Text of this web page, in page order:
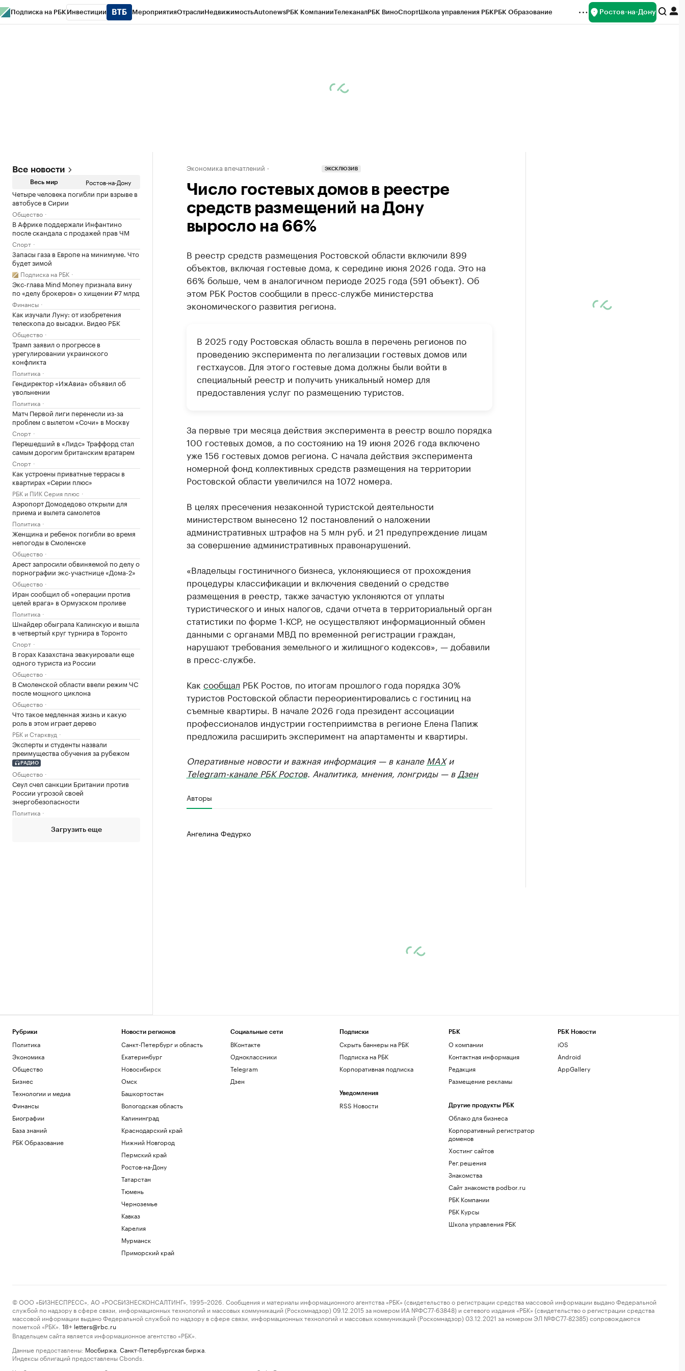
Подписка на РБК Инвестиции МероприятияОтраслиНедвижимостьAutonewsРБК КомпанииТелеканалРБК ВиноСпортШкола управления РБКРБК Образование Ростов-на-Дону
Все новости
Весь мир Ростов-на-Дону
Четыре человека погибли при взрыве в
автобусе в Сирии
Общество
В Африке поддержали Инфантино
после скандала с продажей прав ЧМ
Спорт
Запасы газа в Европе на минимуме. Что
будет зимой
Подписка на РБК
Экс-глава Mind Money признала вину
по «делу брокеров» о хищении ₽7 млрд
Финансы
Как изучали Луну: от изобретения
телескопа до высадки. Видео РБК
Общество
Трамп заявил о прогрессе в
урегулировании украинского
конфликта
Политика
Гендиректор «ИжАвиа» объявил об
увольнении
Политика
Матч Первой лиги перенесли из-за
проблем с вылетом «Сочи» в Москву
Спорт
Перешедший в «Лидс» Траффорд стал
самым дорогим британским вратарем
Спорт
Как устроены приватные террасы в
квартирах «Серии плюс»
РБК и ПИК Серия плюс
Аэропорт Домодедово открыли для
приема и вылета самолетов
Политика
Женщина и ребенок погибли во время
непогоды в Смоленске
Общество
Арест запросили обвиняемой по делу о
порнографии экс-участнице «Дома-2»
Общество
Иран сообщил об «операции против
целей врага» в Ормузском проливе
Политика
Шнайдер обыграла Калинскую и вышла
в четвертый круг турнира в Торонто
Спорт
В горах Казахстана эвакуировали еще
одного туриста из России
Общество
В Смоленской области ввели режим ЧС
после мощного циклона
Общество
Что такое медленная жизнь и какую
роль в этом играет дерево
РБК и Старквуд
Эксперты и студенты назвали
преимущества обучения за рубежом
РАДИО
Общество
Сеул счел санкции Британии против
России угрозой своей
энергобезопасности
Политика
Загрузить еще
Экономика впечатлений ЭКСКЛЮЗИВ
Число гостевых домов в реестре
средств размещений на Дону
выросло на 66%
В реестр средств размещения Ростовской области включили 899
объектов, включая гостевые дома, к середине июня 2026 года. Это на
66% больше, чем в аналогичном периоде 2025 года (591 объект). Об
этом РБК Ростов сообщили в пресс-службе министерства
экономического развития региона.
В 2025 году Ростовская область вошла в перечень регионов по
проведению эксперимента по легализации гостевых домов или
гестхаусов. Для этого гостевые дома должны были войти в
специальный реестр и получить уникальный номер для
предоставления услуг по размещению туристов.
За первые три месяца действия эксперимента в реестр вошло порядка
100 гостевых домов, а по состоянию на 19 июня 2026 года включено
уже 156 гостевых домов региона. С начала действия эксперимента
номерной фонд коллективных средств размещения на территории
Ростовской области увеличился на 1072 номера.
В целях пресечения незаконной туристской деятельности
министерством вынесено 12 постановлений о наложении
административных штрафов на 5 млн руб. и 21 предупреждение лицам
за совершение административных правонарушений.
«Владельцы гостиничного бизнеса, уклоняющиеся от прохождения
процедуры классификации и включения сведений о средстве
размещения в реестр, также зачастую уклоняются от уплаты
туристического и иных налогов, сдачи отчета в территориальный орган
статистики по форме 1-КСР, не осуществляют информационный обмен
данными с органами МВД по временной регистрации граждан,
нарушают требования земельного и жилищного кодексов», — добавили
в пресс-службе.
Как сообщал РБК Ростов, по итогам прошлого года порядка 30%
туристов Ростовской области переориентировались с гостиниц на
съемные квартиры. В начале 2026 года президент ассоциации
профессионалов индустрии гостеприимства в регионе Елена Папиж
предложила расширить эксперимент на апартаменты и квартиры.
Оперативные новости и важная информация — в канале MAXи
Telegram-канале РБК Ростов. Аналитика, мнения, лонгриды — в Дзен
Авторы
Ангелина Федурко
Рубрики
Политика
Экономика
Общество
Бизнес
Технологии и медиа
Финансы
Биографии
База знаний
РБК Образование
Новости регионов
Санкт-Петербург и область
Екатеринбург
Новосибирск
Омск
Башкортостан
Вологодская область
Калининград
Краснодарский край
Нижний Новгород
Пермский край
Ростов-на-Дону
Татарстан
Тюмень
Черноземье
Кавказ
Карелия
Мурманск
Приморский край
Социальные сети
ВКонтакте
Одноклассники
Telegram
Дзен
Подписки
Скрыть баннеры на РБК
Подписка на РБК
Корпоративная подписка
Уведомления
RSS Новости
РБК
О компании
Контактная информация
Редакция
Размещение рекламы
Другие продукты РБК
Облако для бизнеса
Корпоративный регистратор
доменов
Хостинг сайтов
Рег.решения
Знакомства
Сайт знакомств podbor.ru
РБК Компании
РБК Курсы
Школа управления РБК
РБК Новости
iOS
Android
AppGallery
© ООО «БИЗНЕСПРЕСС», АО «РОСБИЗНЕСКОНСАЛТИНГ», 1995–2026. Сообщения и материалы информационного агентства «РБК» (свидетельство о регистрации средства массовой информации выдано Федеральной
службой по надзору в сфере связи, информационных технологий и массовых коммуникаций (Роскомнадзор) 09.12.2015 за номером ИА №ФС77-63848) и сетевого издания «РБК» (свидетельство о регистрации средства
массовой информации выдано Федеральной службой по надзору в сфере связи, информационных технологий и массовых коммуникаций (Роскомнадзор) 03.12.2021 за номером ЭЛ №ФС77-82385) сопровождаются
пометкой «РБК».
18+ letters@rbc.ru
Владельцем сайта является информационное агентство «РБК».
Данные предоставлены: Мосбиржа Санкт-Петербургская биржа
Индексы облигаций предоставлены Cbonds.